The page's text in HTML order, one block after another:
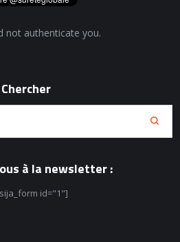
not authenticate you.
Chercher
à la newsletter :
id="1"]